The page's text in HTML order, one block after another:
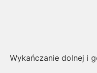
Wykańczanie dolnej i